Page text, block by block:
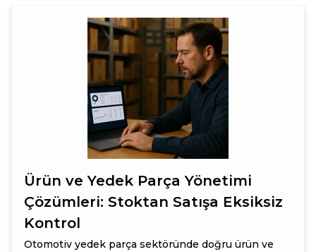
Ürün ve Yedek Parça Yönetimi
Çözümleri: Stoktan Satışa Eksiksiz
Kontrol
Otomotiv yedek parça sektöründe doğru ürün ve